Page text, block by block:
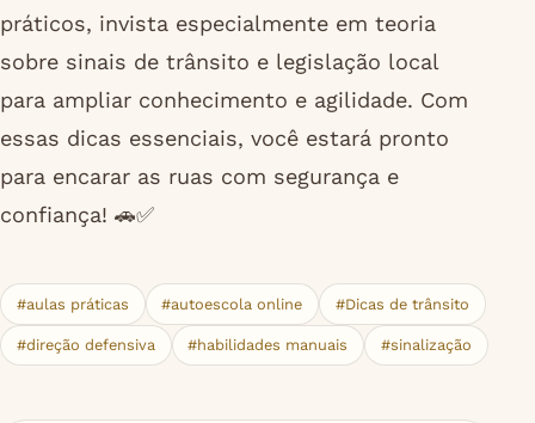
práticos, invista especialmente em teoria
sobre sinais de trânsito e legislação local
para ampliar conhecimento e agilidade. Com
essas dicas essenciais, você estará pronto
para encarar as ruas com segurança e
confiança! 🚗✅
#aulas práticas #autoescola online #Dicas de trânsito
#direção defensiva #habilidades manuais #sinalização